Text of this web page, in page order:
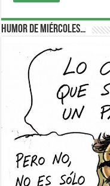
Humor de Miércoles…